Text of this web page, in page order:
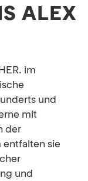
ALEX
im
und
mit
der
entfalten sie
und